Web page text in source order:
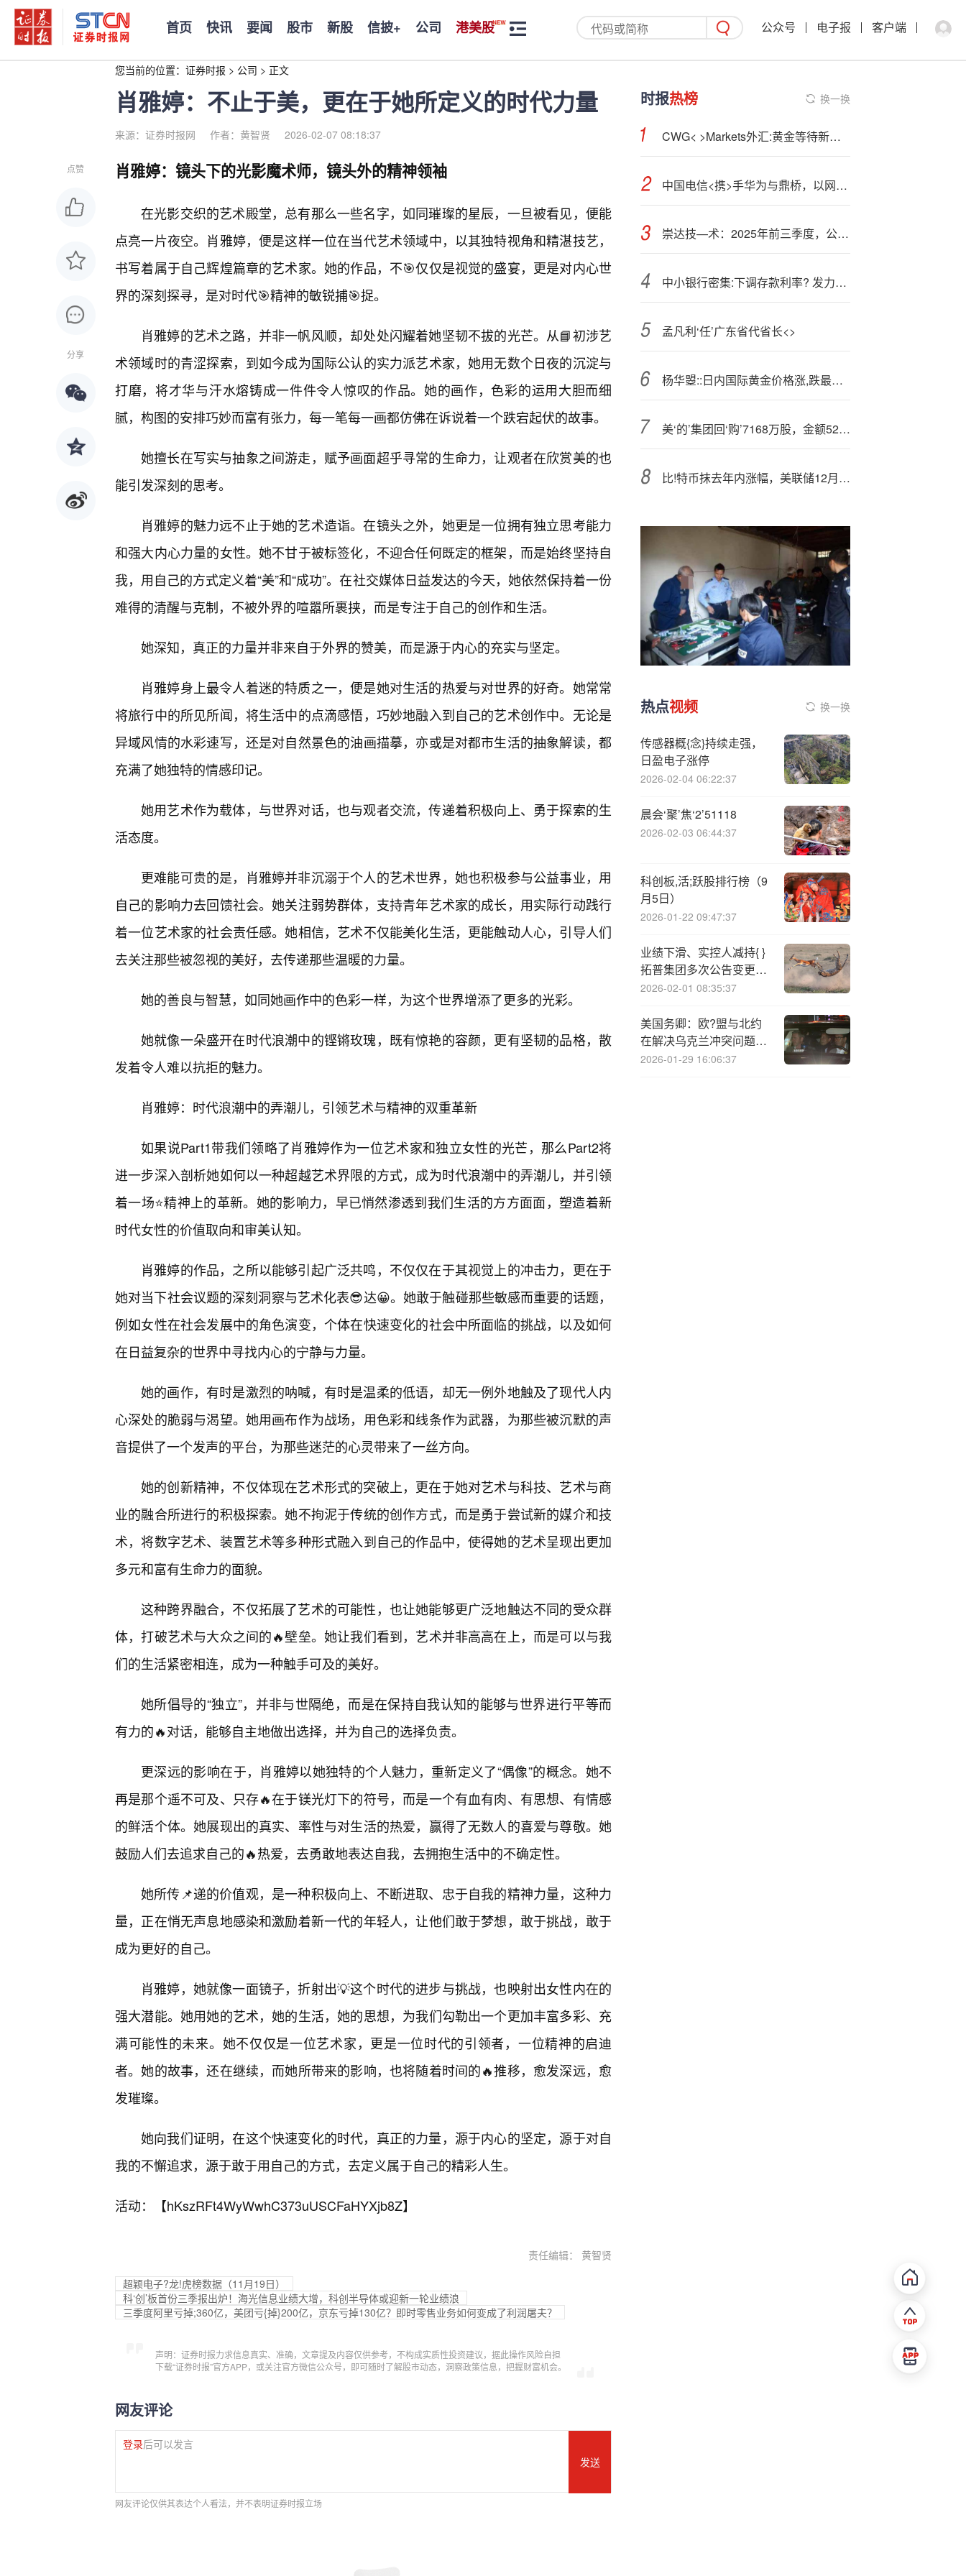
首页 快讯 要闻 股市 新股 信披+ 公司 港美股 公众号 电子报 客户端
您当前的位置： 证券时报 > 公司 > 正文
肖雅婷：不止于美，更在于她所定义的时代力量
来源：证券时报网 作者：黄智贤 2026-02-07 08:18:37
点赞
分享
肖雅婷：镜头下的光影魔术师，镜头外的精神领袖
在光影交织的艺术殿堂，总有那么一些名字，如同璀璨的星辰，一旦被看见，便能
点亮一片夜空。肖雅婷，便是这样一位在当代艺术领域中，以其独特视角和精湛技艺，
书写着属于自己辉煌篇章的艺术家。她的作品，不🎯仅仅是视觉的盛宴，更是对内心世
界的深刻探寻，是对时代🎯精神的敏锐捕🎯捉。
肖雅婷的艺术之路，并非一帆风顺，却处处闪耀着她坚韧不拔的光芒。从📘初涉艺
术领域时的青涩探索，到如今成为国际公认的实力派艺术家，她用无数个日夜的沉淀与
打磨，将才华与汗水熔铸成一件件令人惊叹的作品。她的画作，色彩的运用大胆而细
腻，构图的安排巧妙而富有张力，每一笔每一画都仿佛在诉说着一个跌宕起伏的故事。
她擅长在写实与抽象之间游走，赋予画面超乎寻常的生命力，让观者在欣赏美的也
能引发深刻的思考。
肖雅婷的魅力远不止于她的艺术造诣。在镜头之外，她更是一位拥有独立思考能力
和强大内心力量的女性。她不甘于被标签化，不迎合任何既定的框架，而是始终坚持自
我，用自己的方式定义着“美”和“成功”。在社交媒体日益发达的今天，她依然保持着一份
难得的清醒与克制，不被外界的喧嚣所裹挟，而是专注于自己的创作和生活。
她深知，真正的力量并非来自于外界的赞美，而是源于内心的充实与坚定。
肖雅婷身上最令人着迷的特质之一，便是她对生活的热爱与对世界的好奇。她常常
将旅行中的所见所闻，将生活中的点滴感悟，巧妙地融入到自己的艺术创作中。无论是
异域风情的水彩速写，还是对自然景色的油画描摹，亦或是对都市生活的抽象解读，都
充满了她独特的情感印记。
她用艺术作为载体，与世界对话，也与观者交流，传递着积极向上、勇于探索的生
活态度。
更难能可贵的是，肖雅婷并非沉溺于个人的艺术世界，她也积极参与公益事业，用
自己的影响力去回馈社会。她关注弱势群体，支持青年艺术家的成长，用实际行动践行
着一位艺术家的社会责任感。她相信，艺术不仅能美化生活，更能触动人心，引导人们
去关注那些被忽视的美好，去传递那些温暖的力量。
她的善良与智慧，如同她画作中的色彩一样，为这个世界增添了更多的光彩。
她就像一朵盛开在时代浪潮中的铿锵玫瑰，既有惊艳的容颜，更有坚韧的品格，散
发着令人难以抗拒的魅力。
肖雅婷：时代浪潮中的弄潮儿，引领艺术与精神的双重革新
如果说Part1带我们领略了肖雅婷作为一位艺术家和独立女性的光芒，那么Part2将
进一步深入剖析她如何以一种超越艺术界限的方式，成为时代浪潮中的弄潮儿，并引领
着一场⭐精神上的革新。她的影响力，早已悄然渗透到我们生活的方方面面，塑造着新
时代女性的价值取向和审美认知。
肖雅婷的作品，之所以能够引起广泛共鸣，不仅仅在于其视觉上的冲击力，更在于
她对当下社会议题的深刻洞察与艺术化表😎达😀。她敢于触碰那些敏感而重要的话题，
例如女性在社会发展中的角色演变，个体在快速变化的社会中所面临的挑战，以及如何
在日益复杂的世界中寻找内心的宁静与力量。
她的画作，有时是激烈的呐喊，有时是温柔的低语，却无一例外地触及了现代人内
心深处的脆弱与渴望。她用画布作为战场，用色彩和线条作为武器，为那些被沉默的声
音提供了一个发声的平台，为那些迷茫的心灵带来了一丝方向。
她的创新精神，不仅体现在艺术形式的突破上，更在于她对艺术与科技、艺术与商
业的融合所进行的积极探索。她不拘泥于传统的创作方式，而是勇于尝试新的媒介和技
术，将数字艺术、装置艺术等多种形式融入到自己的作品中，使得她的艺术呈现出更加
多元和富有生命力的面貌。
这种跨界融合，不仅拓展了艺术的可能性，也让她能够更广泛地触达不同的受众群
体，打破艺术与大众之间的🔥壁垒。她让我们看到，艺术并非高高在上，而是可以与我
们的生活紧密相连，成为一种触手可及的美好。
她所倡导的“独立”，并非与世隔绝，而是在保持自我认知的能够与世界进行平等而
有力的🔥对话，能够自主地做出选择，并为自己的选择负责。
更深远的影响在于，肖雅婷以她独特的个人魅力，重新定义了“偶像”的概念。她不
再是那个遥不可及、只存🔥在于镁光灯下的符号，而是一个有血有肉、有思想、有情感
的鲜活个体。她展现出的真实、率性与对生活的热爱，赢得了无数人的喜爱与尊敬。她
鼓励人们去追求自己的🔥热爱，去勇敢地表达自我，去拥抱生活中的不确定性。
她所传📌递的价值观，是一种积极向上、不断进取、忠于自我的精神力量，这种力
量，正在悄无声息地感染和激励着新一代的年轻人，让他们敢于梦想，敢于挑战，敢于
成为更好的自己。
肖雅婷，她就像一面镜子，折射出💡这个时代的进步与挑战，也映射出女性内在的
强大潜能。她用她的艺术，她的生活，她的思想，为我们勾勒出一个更加丰富多彩、充
满可能性的未来。她不仅仅是一位艺术家，更是一位时代的引领者，一位精神的启迪
者。她的故事，还在继续，而她所带来的影响，也将随着时间的🔥推移，愈发深远，愈
发璀璨。
她向我们证明，在这个快速变化的时代，真正的力量，源于内心的坚定，源于对自
我的不懈追求，源于敢于用自己的方式，去定义属于自己的精彩人生。
活动：【hKszRFt4WyWwhC373uUSCFaHYXjb8Z】
责任编辑： 黄智贤
超颖电子?龙!虎榜数据（11月19日）
科‘创’板首份三季报出炉！海光信息业绩大增，科创半导体或迎新一轮业绩浪
三季度阿里亏掉;360亿，美团亏{掉}200亿，京东亏掉130亿？即时零售业务如何变成了利润屠夫？
声明：证券时报力求信息真实、准确，文章提及内容仅供参考，不构成实质性投资建议，据此操作风险自担
下载“证券时报”官方APP，或关注官方微信公众号，即可随时了解股市动态，洞察政策信息，把握财富机会。
网友评论
登录后可以发言
发送
网友评论仅供其表达个人看法，并不表明证券时报立场
时报热榜 换一换
CWG< >Markets外汇:黄金等待新催化
中国电信<携>手华为与鼎桥，以网络智能内生×5G大上行赋能机械导盲犬
崇达技—术：2025年前三季度，公司实现收入55.93亿元，同比增长20.27%
中小银行密集:下调存款利率? 发力财富管理承接客户资产“调仓”
孟凡利‘任’广东省代省长<>
杨华曌::日内国际黄金价格涨,跌最新行情走势分析操作建议布局
美‘的’集团回‘购’7168万股，金额52.24亿元
比!特币抹去年内涨幅，美联储12月降息概率跌破50%
热点视频 换一换
传感器概{念}持续走强，
日盈电子涨停
2026-02-04 06:22:37
晨会‘聚’焦‘2’51118
2026-02-03 06:44:37
科创板,活;跃股排行榜（9
月5日）
2026-01-22 09:47:37
业绩下滑、实控人减持{ }
拓普集团多次公告变更募
投项目
2026-02-01 08:35:37
美国务卿：欧?盟与北约
在解决乌克兰冲突问题上
的作用尚待商讨
2026-01-29 16:06:37